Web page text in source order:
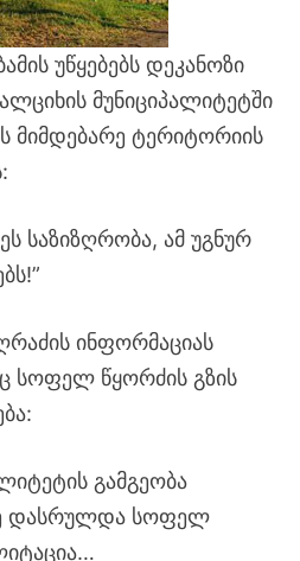
უწყებებს დეკანოზი
მუნიციპალიტეტში
მიმდებარე ტერიტორიის
საზიზღრობა, ამ უგნურ
ინფორმაციას
სოფელ წყორძის გზის
გამგეობა
დასრულდა სოფელ